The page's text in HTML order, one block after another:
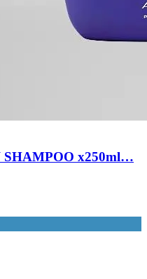
x250ml…